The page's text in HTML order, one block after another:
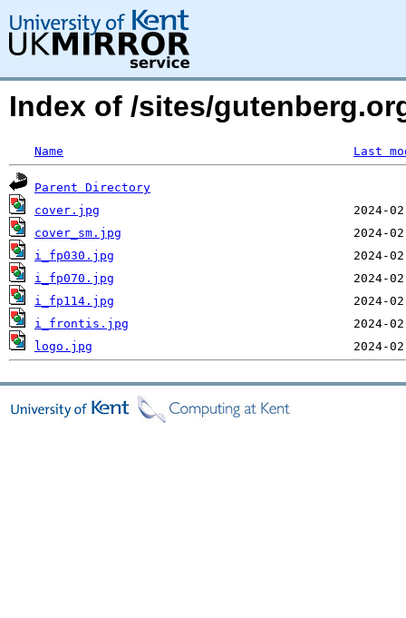
Index of /sites/
Name Last
Parent Directory
cover.jpg
cover_sm.jpg
i_fp030.jpg
i_fp070.jpg
i_fp114.jpg
i_frontis.jpg
logo.jpg